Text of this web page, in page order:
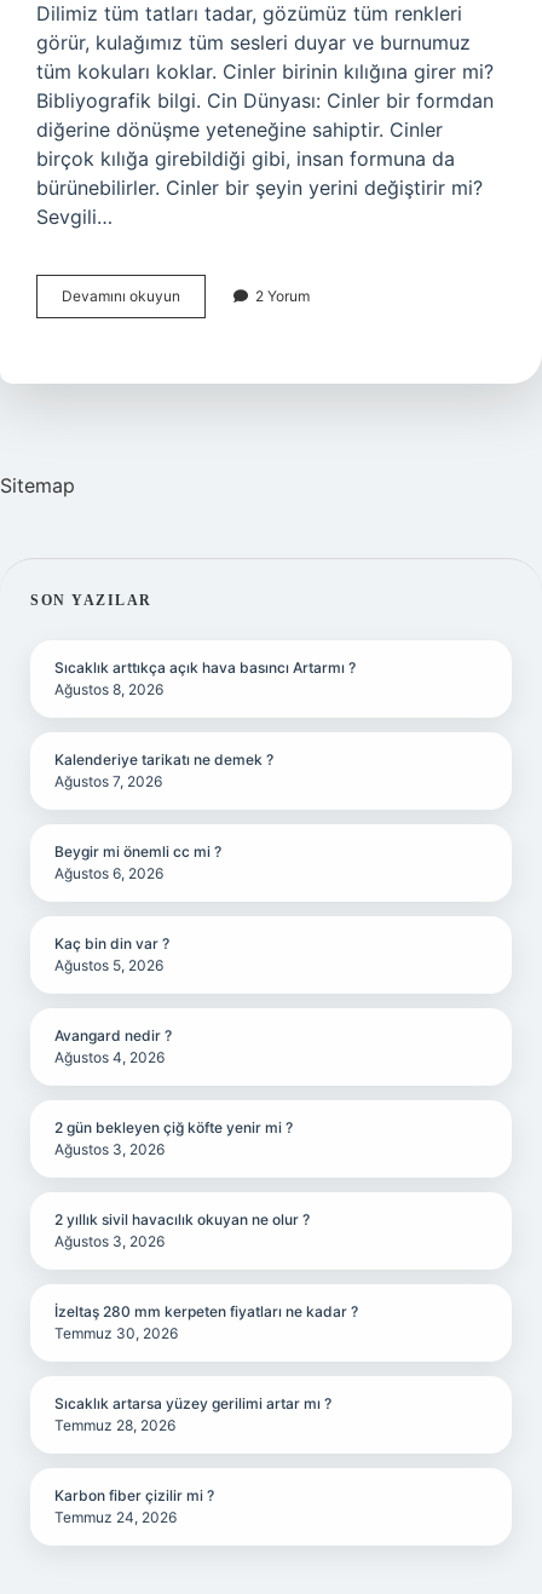
Dilimiz tüm tatları tadar, gözümüz tüm renkleri
görür, kulağımız tüm sesleri duyar ve burnumuz
tüm kokuları koklar. Cinler birinin kılığına girer mi?
Bibliyografik bilgi. Cin Dünyası: Cinler bir formdan
diğerine dönüşme yeteneğine sahiptir. Cinler
birçok kılığa girebildiği gibi, insan formuna da
bürünebilirler. Cinler bir şeyin yerini değiştirir mi?
Sevgili…
Devamını okuyun
Para
2 Yorum
Sitemap
SIDEBAR
SON YAZILAR
Sıcaklık arttıkça açık hava basıncı Artarmı ?
Ağustos 8, 2026
Kalenderiye tarikatı ne demek ?
Ağustos 7, 2026
Beygir mi önemli cc mi ?
Ağustos 6, 2026
Kaç bin din var ?
Ağustos 5, 2026
Avangard nedir ?
Ağustos 4, 2026
2 gün bekleyen çiğ köfte yenir mi ?
Ağustos 3, 2026
2 yıllık sivil havacılık okuyan ne olur ?
Ağustos 3, 2026
İzeltaş 280 mm kerpeten fiyatları ne kadar ?
Temmuz 30, 2026
Sıcaklık artarsa yüzey gerilimi artar mı ?
Temmuz 28, 2026
Karbon fiber çizilir mi ?
Temmuz 24, 2026